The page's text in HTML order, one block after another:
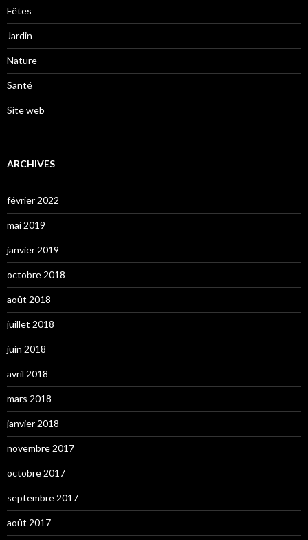
Fêtes
Jardin
Nature
Santé
Site web
ARCHIVES
février 2022
mai 2019
janvier 2019
octobre 2018
août 2018
juillet 2018
juin 2018
avril 2018
mars 2018
janvier 2018
novembre 2017
octobre 2017
septembre 2017
août 2017